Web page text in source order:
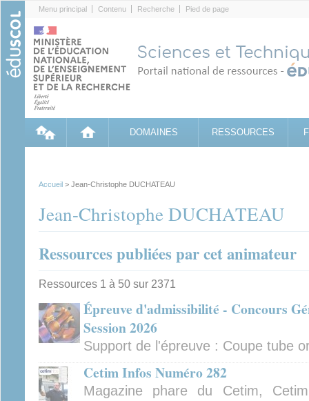
Menu principal Contenu Recherche Pied de page
DOMAINES RESSOURCES
Accueil > Jean-Christophe DUCHATEAU
Jean-Christophe DUCHATEAU
Ressources publiées par cet animateur
Ressources 1 à 50 sur 2371
Épreuve d'admissibilité - Concours
Session 2026
Support de l'épreuve : Coupe tube
Cetim Infos Numéro 282
Magazine phare du Cetim,